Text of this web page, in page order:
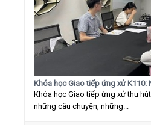
Khóa học Giao tiếp ứng xử
Khóa học Giao tiếp ứng xử thu
những câu chuyện, những...